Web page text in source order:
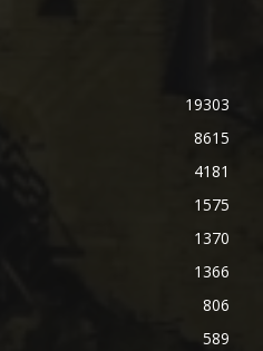
19303
8615
4181
1575
1370
1366
806
589